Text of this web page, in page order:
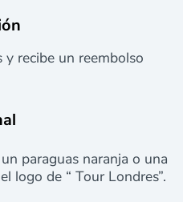
y recibe un reembolso
paraguas naranja o una
logo de “ Tour Londres”.